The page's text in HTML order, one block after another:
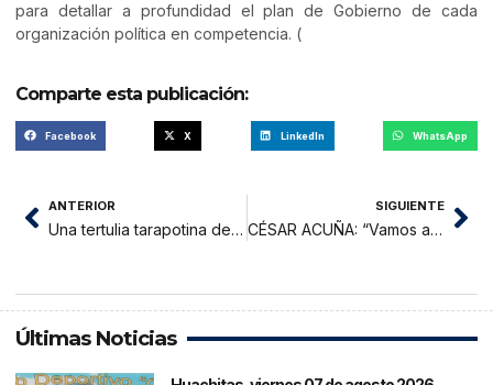
para detallar a profundidad el plan de Gobierno de cada
organización política en competencia. (
Comparte esta publicación:
Facebook X LinkedIn WhatsApp
ANTERIOR
Una tertulia tarapotina del viernes pasado
SIGUIENTE
CÉSAR ACUÑA: “Vamos a respaldar a Keiko Fujimori
Últimas Noticias